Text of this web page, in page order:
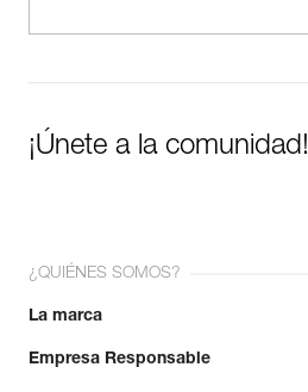
¡Únete a la comunidad!
¿QUIÉNES SOMOS?
La marca
Empresa Responsable